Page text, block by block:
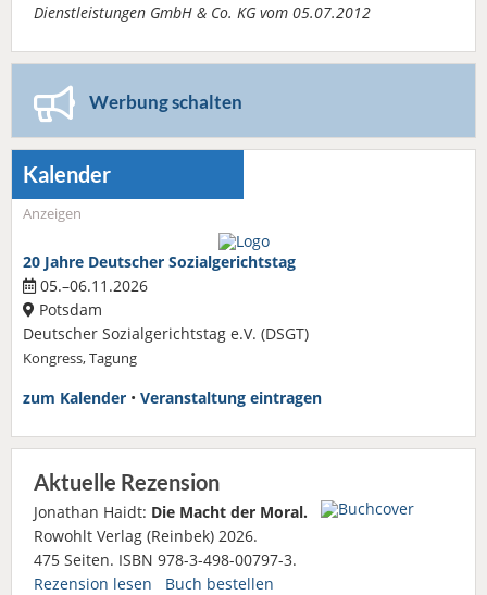
Dienstleistungen GmbH & Co. KG vom 05.07.2012
Werbung schalten
Kalender
Anzeigen
20 Jahre Deutscher Sozialgerichtstag
05.–06.11.2026
Potsdam
Deutscher Sozialgerichtstag e.V. (DSGT)
Kongress, Tagung
zum Kalender • Veranstaltung eintragen
Aktuelle Rezension
Jonathan Haidt: Die Macht der Moral.
Rowohlt Verlag (Reinbek) 2026.
475 Seiten. ISBN 978-3-498-00797-3.
Rezension lesen
Buch bestellen